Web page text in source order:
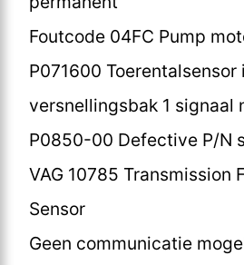
Foutcode 04FC Pump
P071600 Toerentalsensor
versnellingsbak 1 signaal
P0850-00 Defective P/N
VAG 10785 Transmission
Sensor
Geen communicatie